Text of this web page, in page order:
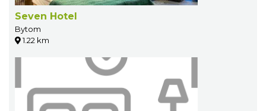
Seven Hotel
Bytom
1.22 km